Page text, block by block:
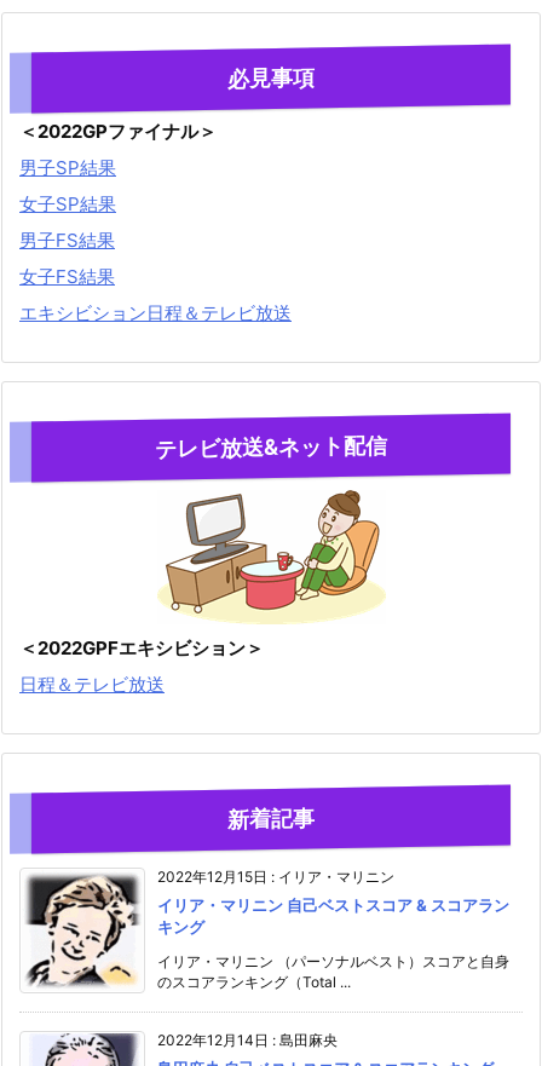
必見事項
＜2022GPファイナル＞
男子SP結果
女子SP結果
男子FS結果
女子FS結果
エキシビション日程＆テレビ放送
テレビ放送&ネット配信
＜2022GPFエキシビション＞
日程＆テレビ放送
新着記事
2022年12月15日 : イリア・マリニン
イリア・マリニン 自己ベストスコア & スコアラン
キング
イリア・マリニン （パーソナルベスト）スコアと自身
のスコアランキング（Total ...
2022年12月14日 : 島田麻央